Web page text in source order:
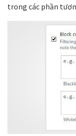
trong các phần